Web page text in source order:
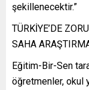
şekillenecektir.”
TÜRKİYE’DE
SAHA
Eğitim-Bir-Sen
öğretmenler, okul